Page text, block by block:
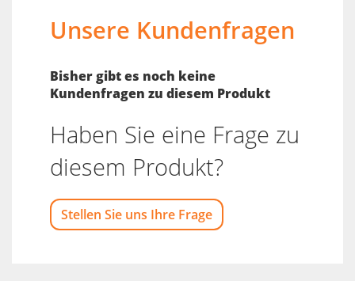
Unsere Kundenfragen
Bisher gibt es noch keine
Kundenfragen zu diesem Produkt
Haben Sie eine Frage zu
diesem Produkt?
Stellen Sie uns Ihre Frage